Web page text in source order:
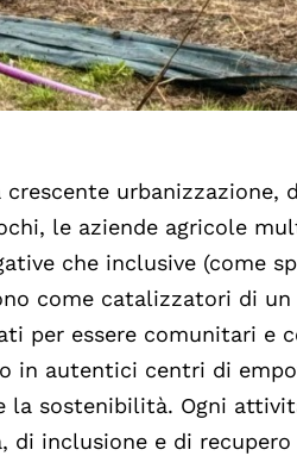
le aziende agricole
che inclusive (come
come catalizzatori di
per essere comunitari e
in autentici centri di
la sostenibilità. Ogni
inclusione e di